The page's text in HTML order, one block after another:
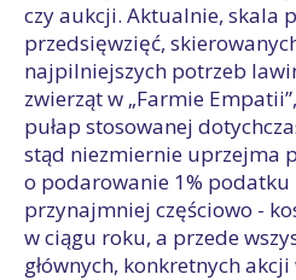
czy aukcji. Aktualnie, skala
przedsięwzięć,
najpilniejszych potrzeb
zwierząt w „Farmie
pułap stosowanej
stąd niezmiernie uprzejma
o podarowanie 1% podatku
przynajmniej częściowo -
w ciągu roku, a przede
głównych, konkretnych